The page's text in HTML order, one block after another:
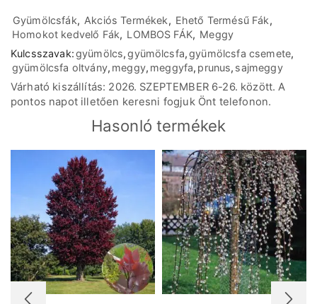
Gyümölcsfák, Akciós Termékek, Ehető Termésű Fák,
Homokot kedvelő Fák, LOMBOS FÁK, Meggy
Kulcsszavak:gyümölcs,gyümölcsfa,gyümölcsfa csemete,
gyümölcsfa oltvány, meggy, meggyfa, prunus, sajmeggy
Várható kiszállítás: 2026. SZEPTEMBER 6-26. között. A
pontos napot illetően keresni fogjuk Önt telefonon.
Hasonló termékek